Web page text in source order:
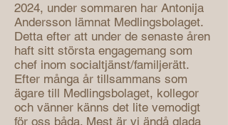
2024, under sommaren har Antonija
Andersson lämnat Medlingsbolaget.
Detta efter att under de senaste åren
haft sitt största engagemang som
chef inom socialtjänst/familjerätt.
Efter många år tillsammans som
ägare till Medlingsbolaget, kollegor
och vänner känns det lite vemodigt
för oss båda. Mest är vi ändå glada